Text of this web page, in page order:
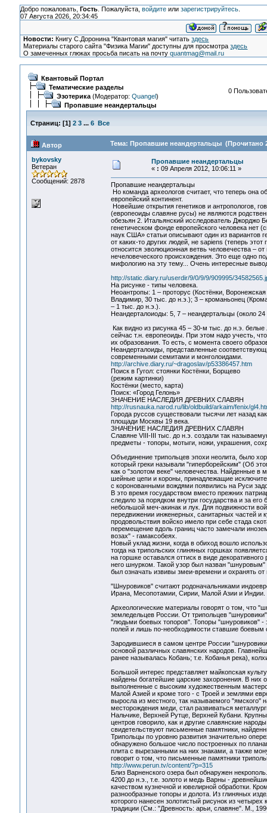
Добро пожаловать, Гость. Пожалуйста, войдитеили зарегистрируйтесь.
07 Августа 2026, 20:34:45
Новости: Книгу С.Доронина "Квантовая магия" читатьздесь
Материалы старого сайта "Физика Магии" доступны для просмотраздесь
О замеченных глюках просьба писать на почтуquantmag@mail.ru
Квантовый Портал
Тематические разделы
Эзотерика(Модератор: Quangel)
Пропавшие неандертальцы
0
Страниц: [1] 2 3 ... 6 Все
Автор Тема: Пропавшие неандертальцы (Прочитано
bykovsky
Ветеран
Сообщений: 2878
Пропавшие неандертальцы
« : 09 Апреля 2012, 10:06:11 »
Пропавшие неандертальцы
Но команда археологов считает, что теперь она
европейский континент.
Новейшие открытия генетиков и антропологов,
(европеоиды славяне русы) не являются
обезьян 2. Итальянский исследователь Джорджо
генетическом фонде европейского человека
наук США» статьи описывают один из вариантов
от каких-то других людей, не sapiens (теперь
относится эволюционная ветвь человечества –
нечеловеческого происхождения. Это еще одно
мифологию на эту тему... Очень интересные
http://static.diary.ru/userdir/9/0/9/9/909995/
На рисунке - типы человека.
Неоантропы: 1 – проторус (Костёнки,
Владимир, 30 тыс. до н.э.); 3 – кроманьонец
– 1 тыс. до н.э.).
Неандерталоиоды: 5, 7 – неандертальцы (около
Как видно из рисунка 45 – 30-м тыс. до н.э.
сейчас т.н. европеоиды. При этом надо учесть,
их образования. То есть, с момента своего
Неандерталоиды, представленные
современными семитами и монголоидами.
http://archive.diary.ru/~dragoslav/p53386457.htm
Поиск в Гугол: стоянки Костёнки, Борщево
(режим картинки)
Костёнки (место, карта)
Поиск: «Город Гелонь»
ЗНАЧЕНИЕ НАСЛЕДИЯ ДРЕВНИХ СЛАВЯН
http://rusnauka.narod.ru/lib/oldbuild/arkaim/fenix/
Города руссов существовали тысячи лет назад
площади Москвы 19 века.
ЗНАЧЕНИЕ НАСЛЕДИЯ ДРЕВНИХ СЛАВЯН
Славяне VIII-III тыс. до н.э. создали так
предметы - топоры, мотыги, ножи, украшения,
Объединение трипольцев эпохи неолита, было
который греки называли "гиперборейским" (Об
как о "золотом веке" человечества. Найденные в
шейные цепи и короны, принадлежащие
с коронованными вождями появились на Руси
В это время государством вместо прежних
следило за порядком внутри государства и за
небольшой меч-акинак и лук. Для подвижности
передвижении инженерных, санитарных частей и
продовольствия войско имело при себе стада
перемещение вдоль границ часто замечали
возах" - гамаксобеях.
Новый уклад жизни, когда в обиход вошло
тогда на трипольских глиняных горшках
на горшке оставался оттиск в виде
него шнурком. Такой узор был назван
был означать извивы змеи-времени и охранять от
"Шнуровиков" считают родоначальниками
Ирана, Месопотамии, Сирии, Малой Азии и Индии.
Археологические материалы говорят о том, что
земледельцев России. От трипольцев
"людьми боевых топоров". Топоры "шнуровиков" -
полей и лишь по-необходимости ставшие боевым
Зародившиеся в самом центре России
основой различных славянских народов.
ранее называлась Кобань; т.е. Кобанья река),
Большой интерес представляет майкопская
найдены богатейшие царские захоронения. В
выполненные с высоким художественным
Малой Азией и кроме того - с Троей и землями
выросла из местного, так называемого "ямского"
месторождения меди, стал развиваться
Нальчике, Верхней Рутце, Верхней Кубани.
центров говорило, как и другие славянские
свидетельствуют письменные памятники,
Трипольцы по уровню развития значительно
обнаружено большое число построенных по
плита с вырезанными на них знаками, а также
говорит о том, что письменные памятники
http://www.perun.tv/content/?p=315
Близ Варненского озера был обнаружен
4200 до н.э., т.е. золото и медь Варны -
качеством кузнечной и ювелирной обработки.
разнообразные топоры и долота. Из глиняных
которого нанесен золотистый рисунок из
традиции (См.: "Древность: арьи, славяне". М.,